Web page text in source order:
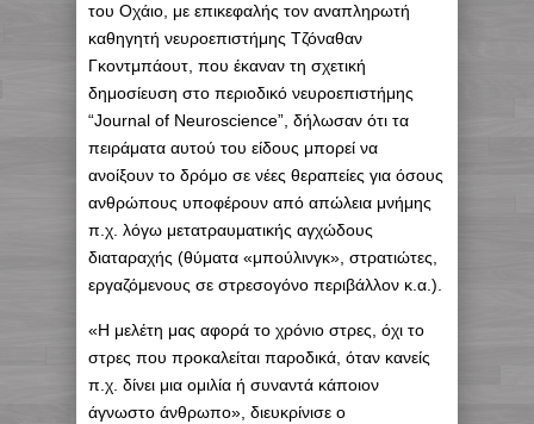
του Οχάιο, με επικεφαλής τον αναπληρωτή
καθηγητή νευροεπιστήμης Τζόναθαν
Γκοντμπάουτ, που έκαναν τη σχετική
δημοσίευση στο περιοδικό νευροεπιστήμης
“Journal of Neuroscience”, δήλωσαν ότι τα
πειράματα αυτού του είδους μπορεί να
ανοίξουν το δρόμο σε νέες θεραπείες για όσους
ανθρώπους υποφέρουν από απώλεια μνήμης
π.χ. λόγω μετατραυματικής αγχώδους
διαταραχής (θύματα «μπούλινγκ», στρατιώτες,
εργαζόμενους σε στρεσογόνο περιβάλλον κ.α.).
«Η μελέτη μας αφορά το χρόνιο στρες, όχι το
στρες που προκαλείται παροδικά, όταν κανείς
π.χ. δίνει μια ομιλία ή συναντά κάποιον
άγνωστο άνθρωπο», διευκρίνισε ο